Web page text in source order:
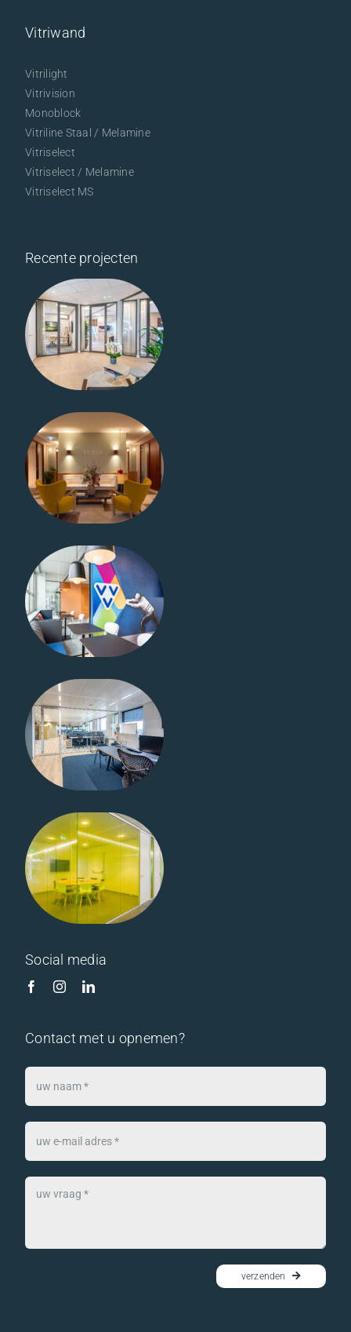
Vitriwand
Vitrilight
Vitrivision
Monoblock
Vitriline Staal / Melamine
Vitriselect
Vitriselect / Melamine
Vitriselect MS
Recente projecten
Finenzo en
MIQA –
Deventer
Vitrilight
Museumplein
Amsterdam
Vitrilight
VVV
Nederland –
Utrecht
Vitrilight Vitriline Staal
/ Melamine
Infin Arnhem
Vitrilight Vitriselect /
Melamine
Graafschap
College –
Doetinchem
Vitrilight Vitriline Staal
/ Melamine
Social media
Contact met u opnemen?
verzenden